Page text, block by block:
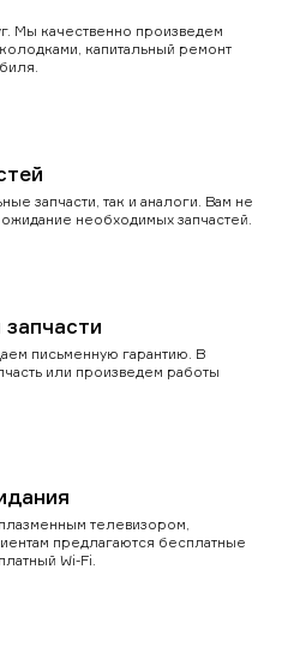
Мы качественно произведем
капитальный ремонт
запчасти, так и аналоги. Вам не
необходимых запчастей.
письменную гарантию. В
или произведем работы
телевизором,
предлагаются бесплатные
Wi-Fi.